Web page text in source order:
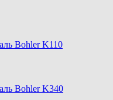
Bohler K110
Bohler K340